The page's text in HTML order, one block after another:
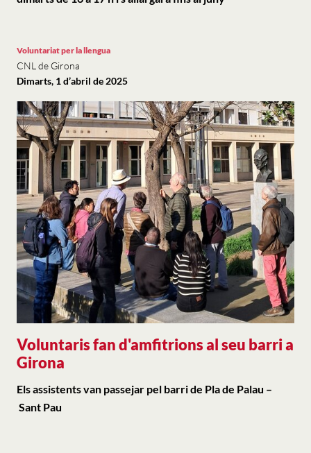
Voluntaris fan d'amfitrions al seu barri a
Girona
Voluntariat per la llengua
CNL de Girona
Dimarts, 1 d’abril de 2025
Els assistents van passejar pel barri de Pla de Palau –
Sant Pau